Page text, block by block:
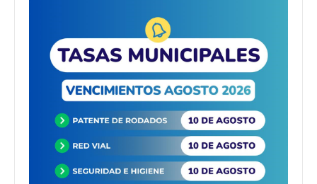
Suscribirme gratis
Dirección de correo electrónico*
Nombre